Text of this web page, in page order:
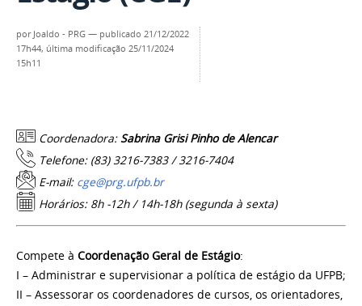
por Joaldo - PRG — publicado 21/12/2022
17h44, última modificação 25/11/2024
15h11
Coordenadora:Sabrina Grisi Pinho de Alencar
Telefone: (83) 3216-7383 /3216-7404
E-mail: cge@prg.ufpb.br
Horários: 8h -12h / 14h-18h (segunda à sexta)
Compete à Coordenação Geral de Estágio:
I – Administrar e supervisionar a política de estágio da UFPB;
II – Assessorar os coordenadores de cursos, os orientadores,